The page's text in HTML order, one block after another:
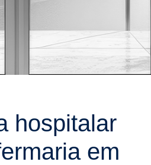
hospitalar
em